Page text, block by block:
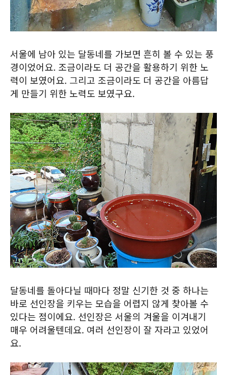
서울에 남아 있는 달동네를 가보면 흔히 볼 수 있는 풍
경이었어요. 조금이라도 더 공간을 활용하기 위한 노
력이 보였어요. 그리고 조금이라도 더 공간을 아름답
게 만들기 위한 노력도 보였구요.
달동네를 돌아다닐 때마다 정말 신기한 것 중 하나는
바로 선인장을 키우는 모습을 어렵지 않게 찾아볼 수
있다는 점이에요. 선인장은 서울의 겨울을 이겨내기
매우 어려울텐데요. 여러 선인장이 잘 자라고 있었어
요.